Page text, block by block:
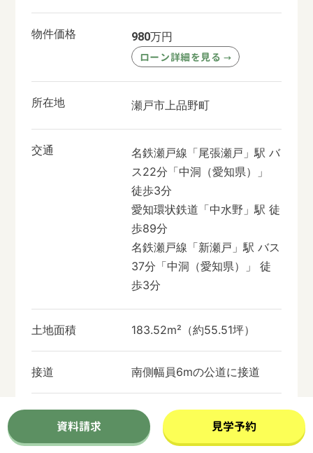
物件価格 980万円
ローン詳細を見る →
所在地 瀬戸市上品野町
交通
名鉄瀬戸線「尾張瀬戸」駅 バ
ス22分「中洞（愛知県）」
徒歩3分
愛知環状鉄道「中水野」駅 徒
歩89分
名鉄瀬戸線「新瀬戸」駅 バス
37分「中洞（愛知県）」 徒
歩3分
土地面積 183.52m²（約55.51坪）
接道 南側幅員6mの公道に接道
セットバック 不要
資料請求 見学予約